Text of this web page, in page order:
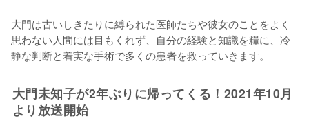
大門は古いしきたりに縛られた医師たちや彼女のことをよく
思わない人間には目もくれず、自分の経験と知識を糧に、冷
静な判断と着実な手術で多くの患者を救っていきます。
大門未知子が2年ぶりに帰ってくる！2021年10月
より放送開始